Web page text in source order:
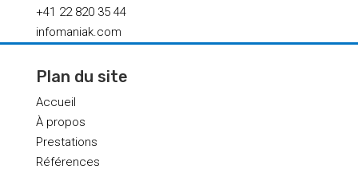
+41 22 820 35 44
infomaniak.com
Plan du site
Accueil
À propos
Prestations
Références